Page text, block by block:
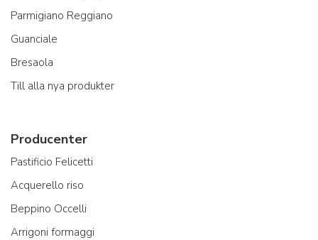
Parmigiano Reggiano
Guanciale
Bresaola
Till alla nya produkter
Producenter
Pastificio Felicetti
Acquerello riso
Beppino Occelli
Arrigoni formaggi